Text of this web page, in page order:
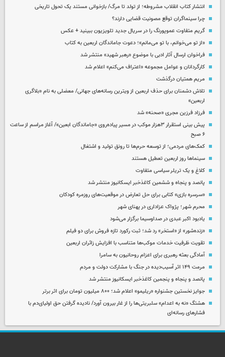
انتشار کتاب انقلاب مشروطه؛ از تولد تا مرگ/ بازخوانی مستند یک تحول تاریخی
چرا سینماگران توقع مصونیت قضایی دارند؟
گریم متفاوت عموپورنگ را در سریال جدید تلویزیون ببینید + عکس
«از تو می‌خوانم، با تو می‌مانم»؛ دعوت جاماندگان اربعین به کتاب
فراخوان ارسال آثار ادبی با موضوع «رهبر شهید» منتشر شد
کارگردانان و عوامل مجموعه «اعتراف می‌کنم» اعلام شد
مریم همتیان درگذشت
تلاش دشمنان برای حذف اربعین از ویترین رسانه‌های جهانی/ معضلی به نام «بلاگری
اربعین»
فرزاد فرزین مجری «صحنه» شد
پیش بینی استقرار ۳هزار موکب در مسیر پیاده‌روی «جاماندگان ابعین»/ آغاز مراسم از ساعت
۶ صبح
کمک‌های مردمی؛ از توسعه حرم‌ها تا رونق تولید و اشتغال
سینماها روز اربعین تعطیل هستند
کلاغ و یک تریلر سیاسی متفاوت
پانصد و پنجاه و ششمین کاغذخبر ایسکانیوز منتشر شد
«سرسره بازی» کتابی برای حل تعارض در موقعیت‌های روزمره کودکان
محرم شهر؛ پژواک عزاداری در پهنای شهر
یادبود اکبر عبدی در صداوسیما برگزار می‌شود
«زنده‌شور» از «استخر» رد شد؛ ثبت رکورد تازه فروش برای دو فیلم
تقویت ظرفیت خدمات موکب‌ها متناسب با افزایش زائران اربعین
آمادگی بعثه رهبری برای اعزام روحانیون به سامرا
مرمت ۱۴۹ اثر آسیب‌دیده در جنگ با مشارکت دولت و مردم
پانصد و پنجاه و پنجمین کاغذخبر ایسکانیوز منتشر شد
جوایز نخستین جشنواره «ریلیمو» اعلام شد؛ ۸۰۰ میلیون تومان برای اثر برتر
هشتگ «نه به اعدام» سلبریتی‌ها را از غار بیرون آورد/ نادیده گرفتن حق اولیای‌دم با
فشارهای رسانه‌ای